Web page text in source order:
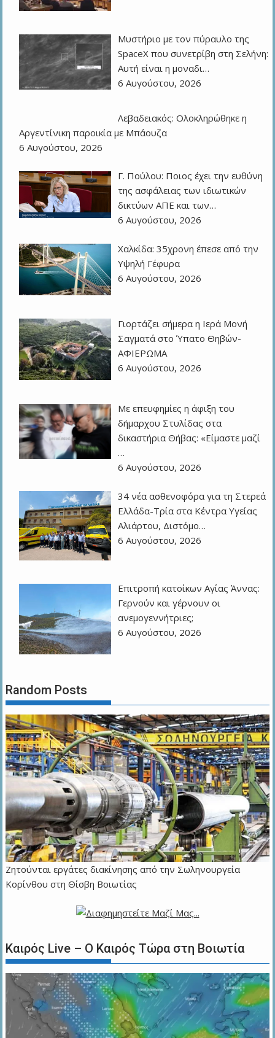
Μυστήριο με τον πύραυλο της
SpaceX που συνετρίβη στη Σελήνη:
Αυτή είναι η μοναδι…
6 Αυγούστου, 2026
Λεβαδειακός: Ολοκληρώθηκε η
Αργεντίνικη παροικία με Μπάουζα
6 Αυγούστου, 2026
Γ. Πούλου: Ποιος έχει την ευθύνη
της ασφάλειας των ιδιωτικών
δικτύων ΑΠΕ και των…
6 Αυγούστου, 2026
Χαλκίδα: 35χρονη έπεσε από την
Υψηλή Γέφυρα
6 Αυγούστου, 2026
Γιορτάζει σήμερα η Ιερά Μονή
Σαγματά στο Ύπατο Θηβών-
ΑΦΙΕΡΩΜΑ
6 Αυγούστου, 2026
Με επευφημίες η άφιξη του
δήμαρχου Στυλίδας στα
δικαστήρια Θήβας: «Είμαστε μαζί
…
6 Αυγούστου, 2026
34 νέα ασθενοφόρα για τη Στερεά
Ελλάδα-Τρία στα Κέντρα Υγείας
Αλιάρτου, Διστόμο…
6 Αυγούστου, 2026
Επιτροπή κατοίκων Αγίας Άννας:
Γερνούν και γέρνουν οι
ανεμογεννήτριες;
6 Αυγούστου, 2026
Random Posts
Ζητούνται εργάτες διακίνησης από την Σωληνουργεία
Κορίνθου στη Θίσβη Βοιωτίας
Καιρός Live – Ο Καιρός Τώρα στη Βοιωτία